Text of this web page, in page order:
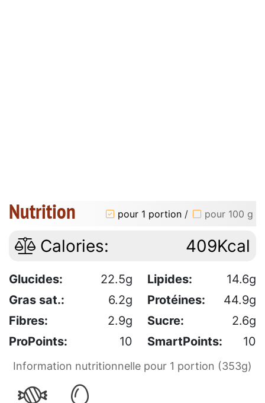
Nutrition pour 1 portion / pour 100 g
Calories: 409Kcal
Glucides: 22.5g Lipides:
14.6g
Gras sat.:
6.2g Protéines:
44.9g
Fibres:
2.9g Sucre:
2.6g
ProPoints:
10 SmartPoints: 10
Information nutritionnelle pour 1 portion (353g)